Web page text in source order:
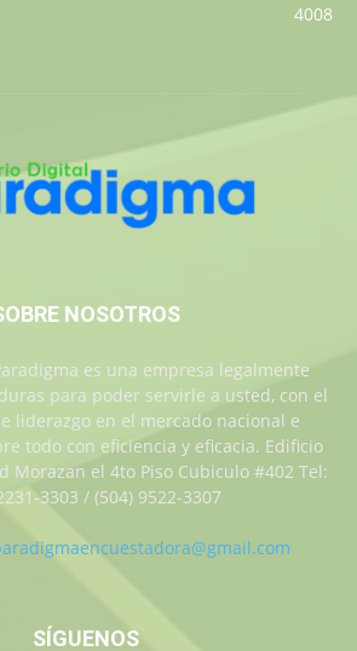
4008
NOSOTROS
es una empresa legalmente
para poder servirle a usted, con el
liderazgo en el mercado nacional e
todo con eficiencia y eficacia. Edificio
Morazan el 4to Piso Cubiculo #402 Tel:
3303 / (504) 9522-3307
SÍGUENOS